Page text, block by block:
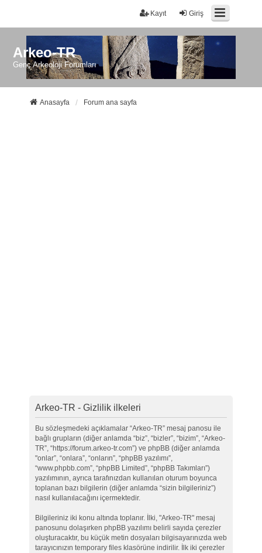
Giriş
Kayıt
Arkeo-TR
Genç Arkeoloji Forumları
Anasayfa Forum ana sayfa
Arkeo-TR - Gizlilik ilkeleri
Bu sözleşmedeki açıklamalar “Arkeo-TR” mesaj panosu ile
bağlı grupların (diğer anlamda “biz”, “bizler”, “bizim”, “Arkeo-
TR”, “https://forum.arkeo-tr.com”) ve phpBB (diğer anlamda
"onlar”, “onlara”, “onların”, “phpBB yazılımı”,
“www.phpbb.com”, “phpBB Limited”, “phpBB Takımları”)
yazılımının, ayrıca tarafınızdan kullanılan oturum boyunca
toplanan bazı bilgilerin (diğer anlamda “sizin bilgileriniz”)
nasıl kullanılacağını içermektedir.
Bilgileriniz iki konu altında toplanır. İlki, "Arkeo-TR" mesaj
panosunu dolaşırken phpBB yazılımı belirli sayıda çerezler
oluşturacaktır, bu küçük metin dosyaları bilgisayarınızda web
tarayıcınızın temporary files klasörüne indirilir. İlk iki çerezler